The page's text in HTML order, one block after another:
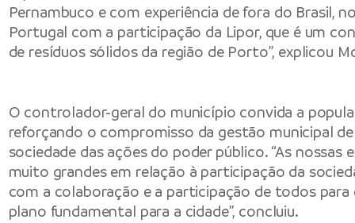
Pernambuco e com experiência de fora do Brasil,
Portugal com a participação da Lipor, que é um
de resíduos sólidos da região de Porto”, explicou
O controlador-geral do município convida a
reforçando o compromisso da gestão municipal
sociedade das ações do poder público. “As nossas
muito grandes em relação à participação da
com a colaboração e a participação de todos para
plano fundamental para a cidade”, concluiu.